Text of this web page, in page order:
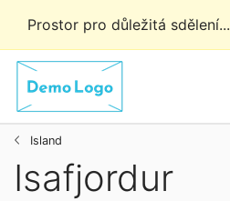
Prostor pro důležitá sdělení...
Island
Isafjordur